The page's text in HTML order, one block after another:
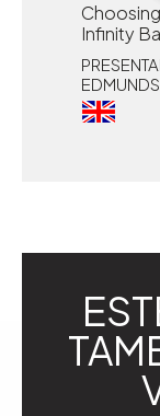
Infinity
EDMUNDS